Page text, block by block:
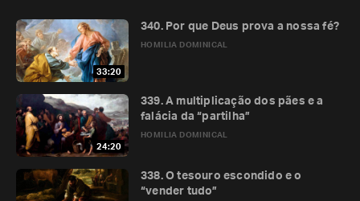
33:20
HOMILIA DOMINICAL
340. Por que Deus prova a nossa fé?
24:20
HOMILIA DOMINICAL
339. A multiplicação dos pães e a
falácia da “partilha”
338. O tesouro escondido e o
“vender tudo”